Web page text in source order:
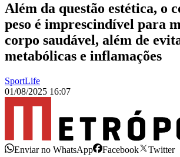
Além da questão estética, o
peso é imprescindível para
corpo saudável, além de
metabólicas e inflamações
SportLife
01/08/2025 16:07
Enviar no WhatsApp Facebook
Twitter